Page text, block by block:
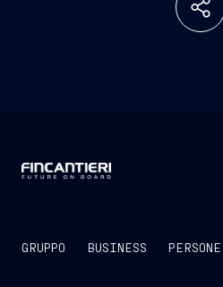
GRUPPO BUSINESS PERSONE